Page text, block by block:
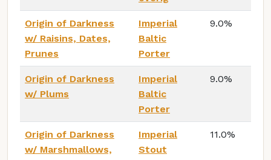
Origin of Darkness
w/ Raisins, Dates,
Prunes
Imperial
Baltic
Porter
9.0%
Origin of Darkness
w/ Plums
Imperial
Baltic
Porter
9.0%
Origin of Darkness
w/ Marshmallows,
Imperial
Stout
11.0%